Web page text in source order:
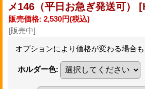
メ146（平日お急ぎ発送可）
販売価格: 2,530円(税込)
[販売中]
オプションにより価格が変わる場合も
ホルダー色: